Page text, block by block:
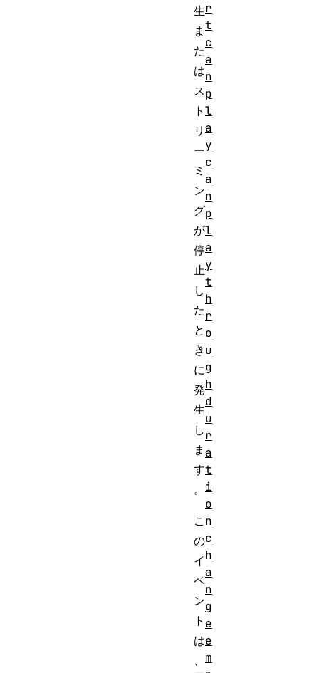
生
ま
た
は
ス
ト
リ
ー
ミ
ン
グ
が
停
止
し
た
と
き
に
発
生
し
ま
す
。
こ
の
イ
ベ
ン
ト
は
、
r
t
c
a
n
p
l
a
y
c
a
n
p
l
a
y
t
h
r
o
u
g
h
d
u
r
a
t
i
o
n
c
h
a
n
g
e
e
m